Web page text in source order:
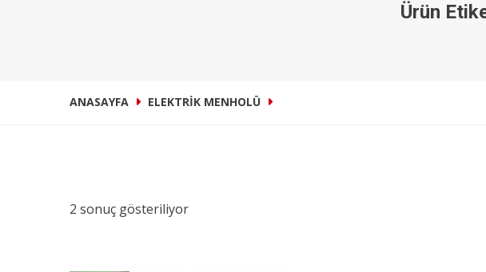
Ürün
ANASAYFA ELEKTRIK MENHOLÜ
2 sonuç gösteriliyor